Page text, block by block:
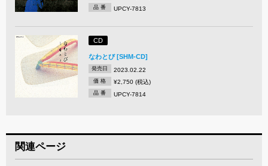
品 番 UPCY-7813
CD
なわとび [SHM-CD]
発売日 2023.02.22
価 格 ¥2,750 (税込)
品 番 UPCY-7814
関連ページ